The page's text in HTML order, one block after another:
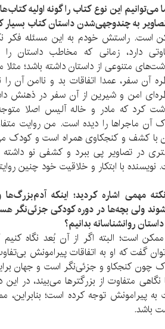
می‌توانیم این نوع کتاب را گونه اولیه
به چندوجهی‌شدن داستان کتاب
است. راستش خودم به این مسئله فکر
دارد، زمانی که مخاطب داستان
متنوعی از داستان داشته باشد؛
آن سفر، عمدا اتفاقات بد و ناامن آن
امن و شیرین از آن سفر در ذهنش
کرد که مادر و خاله آلیس اصلا
آن ماجراها را دیده است. من روایت
با کشف و کنجکاوی همراه است و کودک
در تصاویر پی ببرد و کشفی نو
نویسنده با ابتکار و خلاقیت خود چنین
مهمی اشاره کردید؛ اینکه
ولی بچه‌ها در دوره کودکی جزئی‌نگر
روانشناسانه بدانیم؟
ممکن است؛ البته اگر از آن بُعد نگاه
گفت که او به اتفاقات پیرامونش
چون کنجکاو و جزئی‌نگر است و جهان
نگاهی متفاوت از بزرگترها می‌بیند، در
به پیرامونش توجه کرده است؛
باشد.